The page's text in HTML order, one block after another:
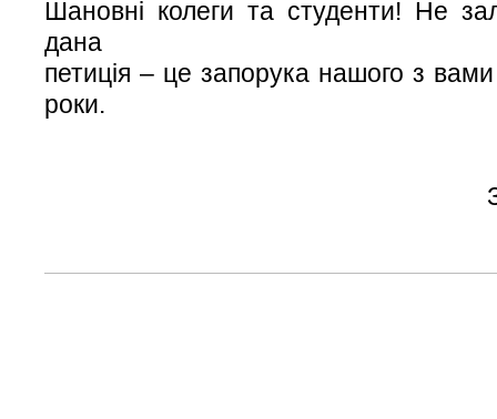
Шановні колеги та студенти! Не
дана
петиція – це запорука нашого з
роки.
З повагою